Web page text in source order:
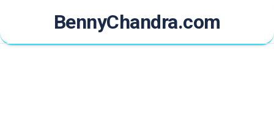
content
BennyChandra.com